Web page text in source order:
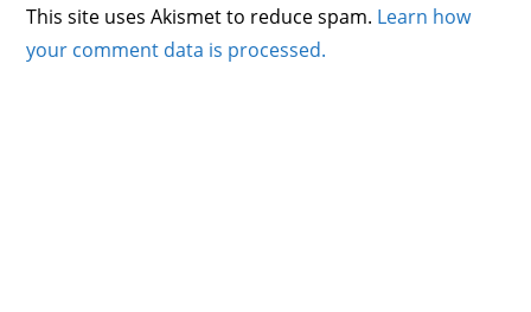
This site uses Akismet to reduce spam. Learn how
your comment data is processed.